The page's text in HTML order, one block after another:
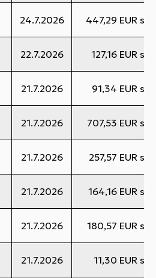
24.7.2026 447,29 EUR s
22.7.2026 127,16 EUR s
21.7.2026 91,34 EUR s
21.7.2026 707,53 EUR s
21.7.2026 257,57 EUR s
21.7.2026 164,16 EUR s
21.7.2026 180,57 EUR s
21.7.2026 11,30 EUR s